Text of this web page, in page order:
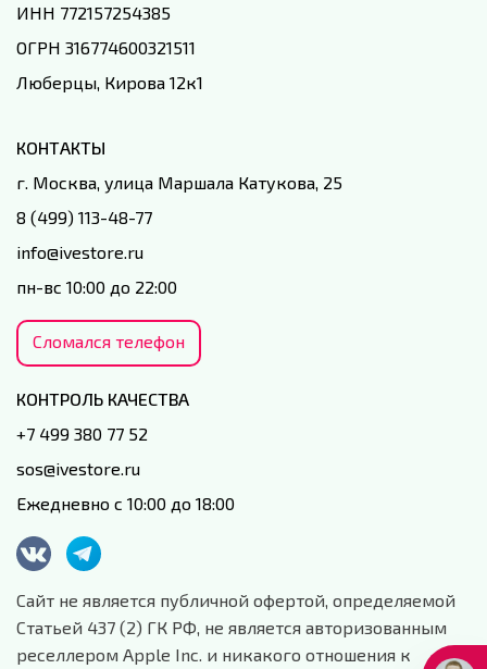
ИНН 772157254385
ОГРН 316774600321511
Люберцы, Кирова 12к1
КОНТАКТЫ
г. Москва, улица Маршала Катукова, 25
8 (499) 113-48-77
info@ivestore.ru
пн-вс 10:00 до 22:00
Сломался телефон
КОНТРОЛЬ КАЧЕСТВА
+7 499 380 77 52
sos@ivestore.ru
Ежедневно с 10:00 до 18:00
Сайт не является публичной офертой, определяемой
Статьей 437 (2) ГК РФ, не является авторизованным
реселлером Apple Inc. и никакого отношения к